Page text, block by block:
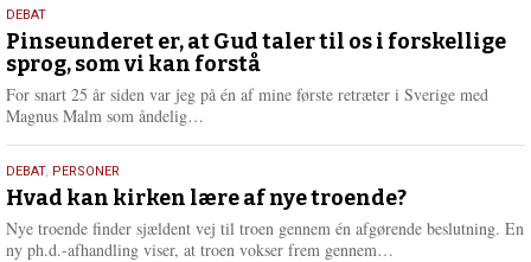
5.
august
2026
DEBAT
Pinseunderet er, at Gud taler til os i forskellige
sprog, som vi kan forstå
For snart 25 år siden var jeg på én af mine første retræter i Sverige med
Magnus Malm som åndelig…
e
e
25.
juli
2026
DEBAT, PERSONER
Hvad kan kirken lære af nye troende?
Nye troende finder sjældent vej til troen gennem én afgørende beslutning. En
ny ph.d.-afhandling viser, at troen vokser frem gennem…